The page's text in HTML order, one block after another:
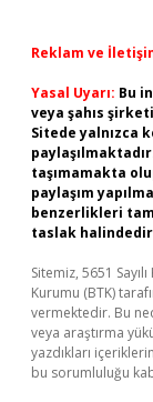
Reklam ve
Yasal Uyarı: Bu
veya şahıs
Sitede yalnızca
taşımamakta
paylaşım
benzerlikleri
taslak
Sitemiz, 5651
Kurumu (BTK)
vermektedir. Bu
veya araştırma
yazdıkları
bu sorumluluğu